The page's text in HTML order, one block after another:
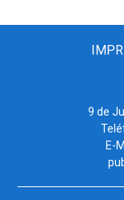
9 de
E-